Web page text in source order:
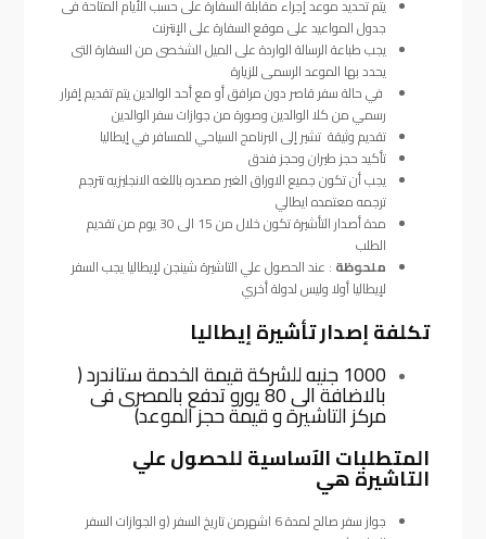
يتم تحديد موعد إجراء مقابلة السفارة على حسب الأيام المتاحة فى
جدول المواعيد على موقع السفارة على الإنترنت
يجب طباعة الرسالة الواردة على الميل الشخصى من السفارة التى
يحدد بها الموعد الرسمى للزيارة
في حالة سفر قاصر دون مرافق أو مع أحد الوالدين يتم تقديم إقرار
رسمي من كلا الوالدين وصورة من جوازات سفر الوالدين
تقديم وثيقة تشير إلى البرنامج السياحي للمسافر في إيطاليا
تأكيد حجز طيران وحجز فندق
يجب أن تكون جميع الاوراق الغير مصدره باللغه الانجليزيه تترجم
ترجمه معتمده ايطالي
مدة أصدار التأشيرة تكون خلال من 15 الى 30 يوم من تقديم
الطلب
ملحوظة : عند الحصول علي التاشيرة شينجن لإيطاليا يجب السفر
لإيطاليا أولا وليس لدولة أخري
تكلفة إصدار تأشيرة إيطاليا
1000 جنيه للشركة قيمة الخدمة ستاندرد (
بالاضافة الى 80 يورو تدفع بالمصرى فى
مركز التاشيرة و قيمة حجز الموعد)
المتطلبات الآساسية للحصول علي
التاشيرة هي
جواز سفر صالح لمدة 6 اشهرمن تاريخ السفر (و الجوازات السفر